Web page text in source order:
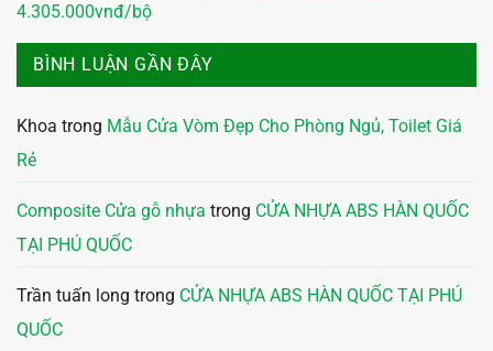
4.305.000vnđ/bộ
BÌNH LUẬN GẦN ĐÂY
Khoa trong Mẫu Cửa Vòm Đẹp Cho Phòng Ngủ, Toilet Giá
Rẻ
Composite Cửa gỗ nhựa trong CỬA NHỰA ABS HÀN QUỐC
TẠI PHÚ QUỐC
Trần tuấn long trong CỬA NHỰA ABS HÀN QUỐC TẠI PHÚ
QUỐC